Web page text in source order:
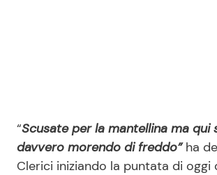
Redazione
Contattaci
“Scusate per la mantellina ma qui
davvero morendo di freddo”ha
Clerici iniziando la puntata di oggi